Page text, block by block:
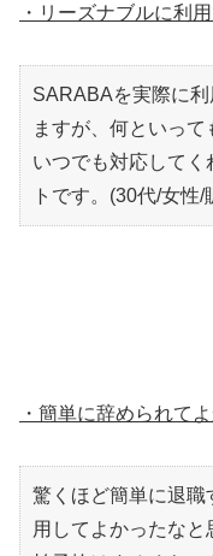
・リーズナブルに利
SARABAを実際に
ますが、何といって
いつでも対応して
トです。(30代/女性/
・簡単に辞められて
驚くほど簡単に退職
用してよかったなと